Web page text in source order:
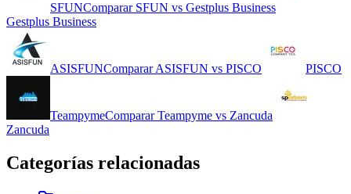
SFUNComparar SFUN vs Gestplus Business
Gestplus Business
ASISFUNCompararASISFUN vs PISCO PISCO
TeampymeComparar Teampyme vs Zancuda
Zancuda
Categorías relacionadas